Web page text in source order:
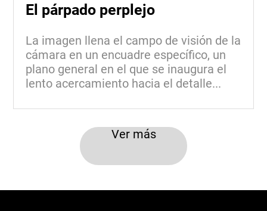
El párpado perplejo
La imagen llena el campo de visión de la
cámara en un encuadre específico, un
plano general en el que se inaugura el
lento acercamiento hacia el detalle...
Ver más